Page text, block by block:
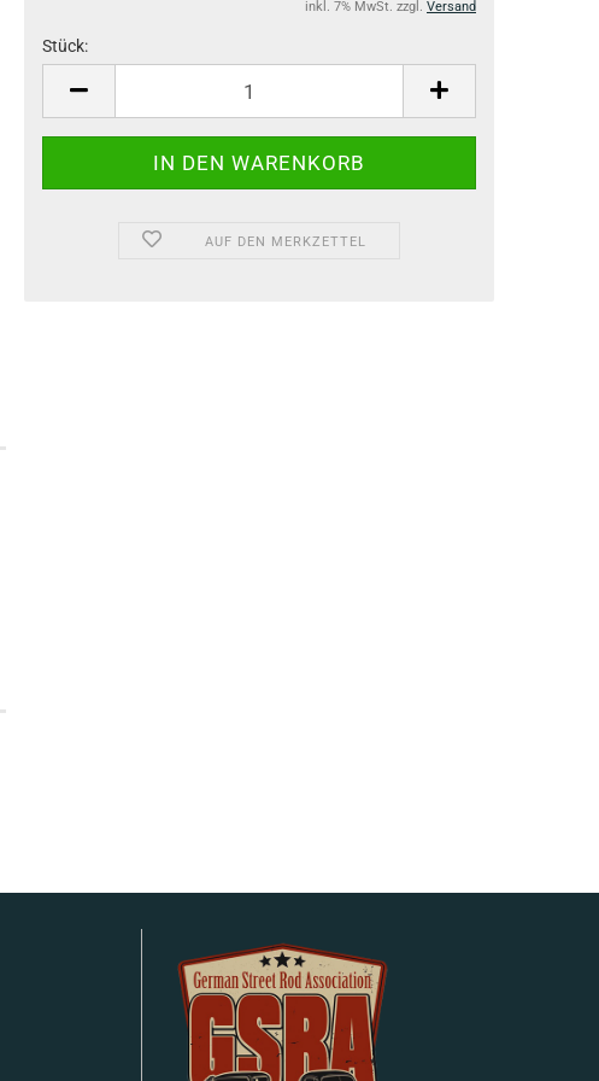
inkl. 7% MwSt. zzgl. Versand
Stück:
Stück
AUF DEN MERKZETTEL